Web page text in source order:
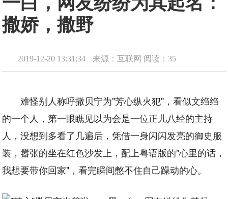
撒娇，撒野
2019-12-20 13:31:34 来源：互联网 阅读：35
难怪别人称呼撒贝宁为"芳心纵火犯"，看似文绉绉
的一个人，第一眼瞧见以为会是一位正儿八经的主持
人，没想到多看了几遍后，凭借一身闪闪发亮的御史服
装，嚣张的坐在红色沙发上，配上粤语版的"心里的话，
我想要带你回家"，看完瞬间憋不住自己躁动的心。